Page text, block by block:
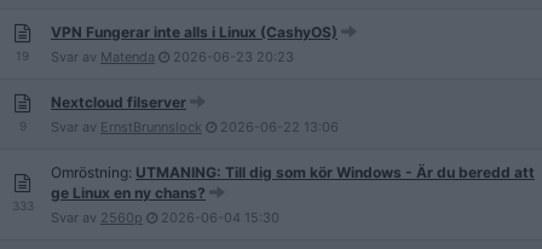
19
VPN Fungerar inte alls i Linux (CashyOS)
Svar av Matenda 2026-06-23 20:23
9
Nextcloud filserver
Svar av ErnstBrunnslock 2026-06-22 13:06
333
Omröstning: UTMANING: Till dig som kör Windows - Är du beredd att
ge Linux en ny chans?
Svar av 2560p 2026-06-04 15:30